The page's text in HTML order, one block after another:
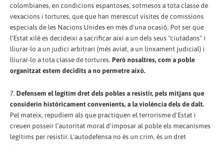
colombianes, en condicions espantoses, sotmesos a tota classe de
vexacions i tortures, que que han merescut visites de comissions
especials de les Nacions Unides en més d'una ocasió. Pot ser que
l'Estat xilè es decideixi a sacrificar així a un dels seus "ciutadans" i
lliurar-lo a un judici arbitrari (més aviat, a un linxament judicial) i
lliurar-lo a tota classe de tortures. Però nosaltres, com a poble
organitzat estem decidits a no permetre això.
7. Defensem el legítim dret dels pobles a resistir, pels mitjans que
considerin històricament convenients, a la violència dels de dalt.
Pel mateix, repudiem als que practiquen el terrorisme d'Estat i
creuen posseir l'autoritat moral d'imposar al poble els mecanismes
legítims per resistir. L'autodefensa no és un crim, és un dret